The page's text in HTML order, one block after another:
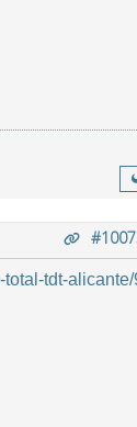
tdt-alicante/